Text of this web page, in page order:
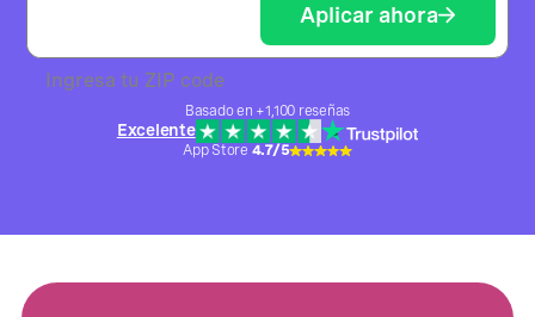
Ingresa tu ZIP code
Aplicar ahora
Basado en +1,100 reseñas
Excelente
App Store 4.7/5